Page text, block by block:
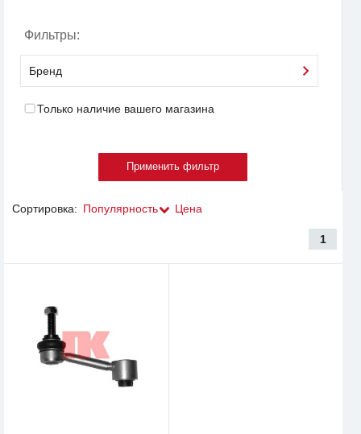
Фильтры:
Бренд
Только наличие вашего магазина
Сортировка: Популярность Цена
1